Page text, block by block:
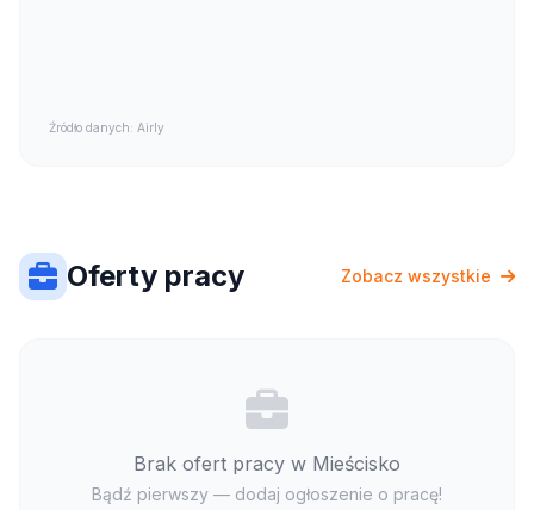
Źródło danych: Airly
Oferty pracy Zobacz wszystkie
Brak ofert pracy w Mieścisko
Bądź pierwszy — dodaj ogłoszenie o pracę!